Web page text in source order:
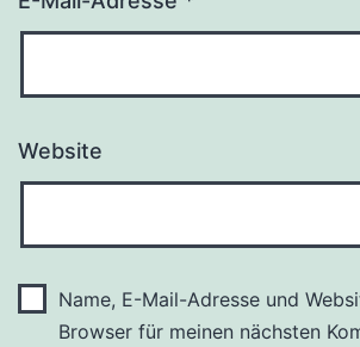
Website
Name, E-Mail-Adresse und
Browser für meinen nächsten